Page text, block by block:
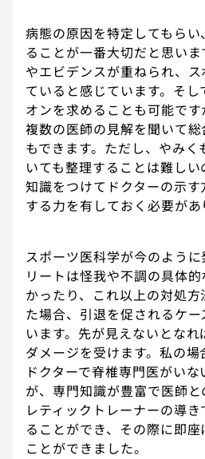
病態の原因を特定してもら
ることが一番大切だと思い
やエビデンスが重ねられ、
ていると感じています。そ
オンを求めることも可能で
複数の医師の見解を聞いて
もできます。ただし、やみ
いても整理することは難し
知識をつけてドクターの示
する力を有しておく必要があ
スポーツ医科学が今のよう
リートは怪我や不調の具体
かったり、これ以上の対処
た場合、引退を促されるケ
います。先が見えないとな
ダメージを受けます。私の
ドクターで脊椎専門医がい
が、専門知識が豊富で医師
レティックトレーナーの導
ることができ、その際に即
ことができました。